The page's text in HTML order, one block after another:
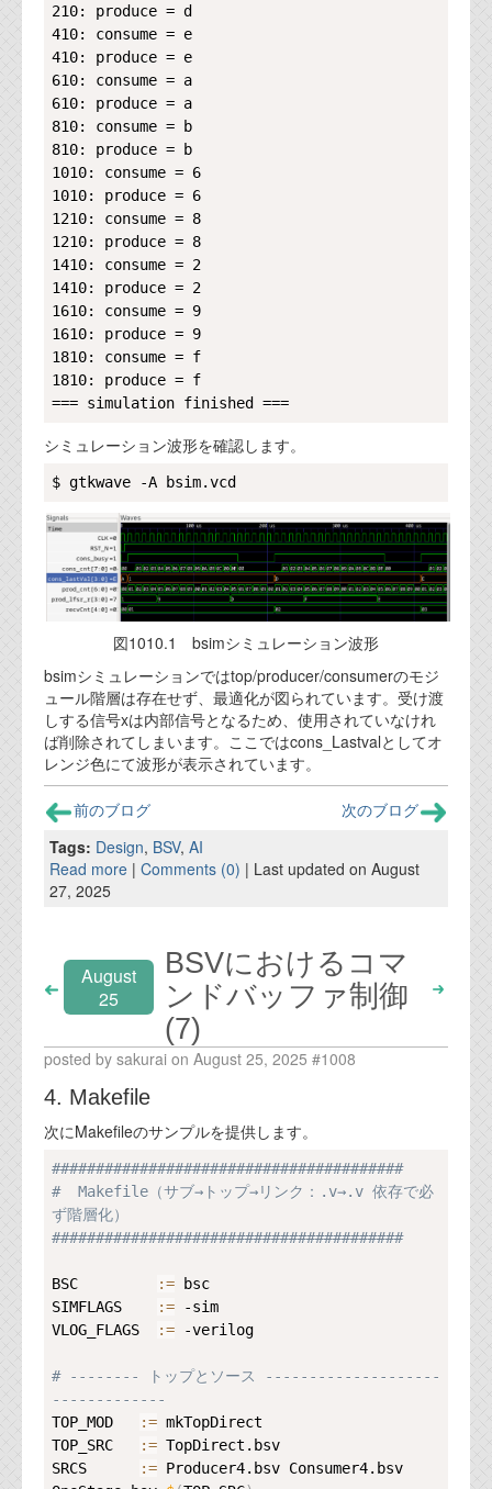
210: produce = d
410: consume = e
410: produce = e
610: consume = a
610: produce = a
810: consume = b
810: produce = b
1010: consume = 6
1010: produce = 6
1210: consume = 8
1210: produce = 8
1410: consume = 2
1410: produce = 2
1610: consume = 9
1610: produce = 9
1810: consume = f
1810: produce = f
シミュレーション波形を確認します。
図1010.1 bsimシミュレーション波形
bsimシミュレーションではtop/producer/consumerのモジ
ュール階層は存在せず、最適化が図られています。受け渡
しする信号xは内部信号となるため、使用されていなけれ
ば削除されてしまいます。ここではcons_Lastvalとしてオ
レンジ色にて波形が表示されています。
前のブログ
次のブログ
Tags: Design, BSV, AI
Read more | Comments (0) | Last updated on August
27, 2025
August
25
BSVにおけるコマ
ンドバッファ制御
(7)
posted by sakurai on August 25, 2025 #1008
4. Makefile
次にMakefileのサンプルを提供します。
########################################
#  Makefile（サブ→トップ→リンク：.v→.v 依存で必
ず階層化）
########################################
BSC := bsc
SIMFLAGS
:= -sim
VLOG_FLAGS
:= -verilog
# -------- トップとソース --------------------
-------------
TOP_MOD
:= mkTopDirect
TOP_SRC
:= TopDirect.bsv
SRCS
:= Producer4.bsv Consumer4.bsv